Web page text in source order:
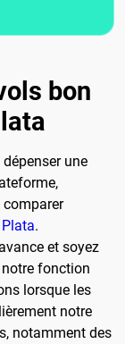
bon
une
comparer
.
et soyez
fonction
lorsque les
notre
notamment des